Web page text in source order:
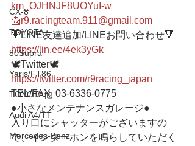
CX-8
TOYOTA
80Supra
Yaris/FT86
TOYOTA他
Audi A4/TT
Mercedes-Benz
km_OJHNJF8UOYuI-w
📩r9.racingteam.911@gmail.com
🔻LINE友達追加/LINEお問い合わせ🔻
https://lin.ee/4ek3yGk
🕊Twitter🕊
https://twitter.com/r9racing_japan
TEL/FAX  03-6336-0775
●小さなメンテナンスガレージ●
入り口にシャッターがございますの
で、インターホンを鳴らしていただく